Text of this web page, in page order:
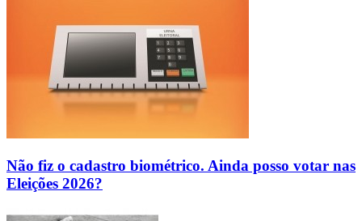
Não fiz o cadastro biométrico. Ainda posso votar nas
Eleições 2026?